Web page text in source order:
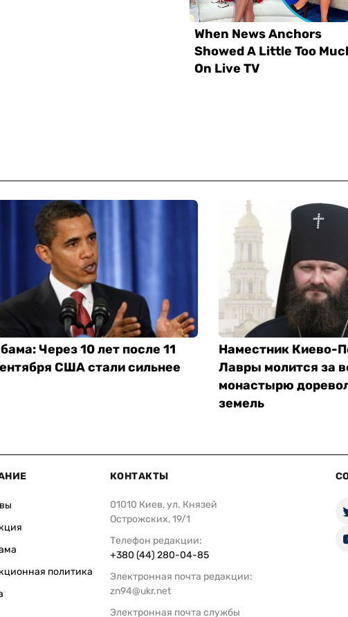
Через 10 лет после 11
США стали сильнее
Наместник Киево-
Лавры молится за
монастырю
земель
политика
КОНТАКТЫ
01010 Киев, ул. Князей
Острожских, 19/1
Телефон редакции:
+380 (44) 280-04-85
Электронная почта редакции:
zn94@ukr.net
Электронная почта службы